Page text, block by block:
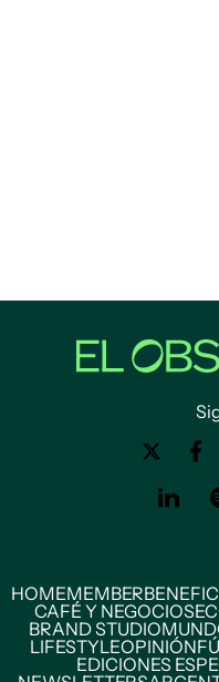
HOMEMEMBER
CAFÉ Y NEGOCIOS
BRAND STUDIO
LIFESTYLEOPINIÓN
EDICIONES